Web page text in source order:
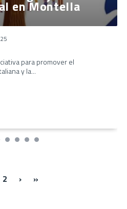
en Montella
para promover el
y la...
2 ›Next ›
»